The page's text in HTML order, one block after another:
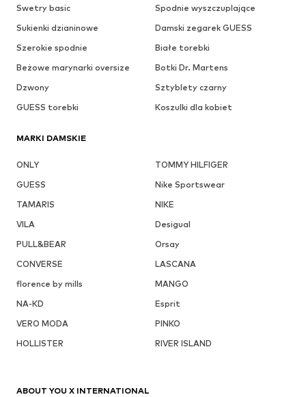
Swetry basic
Spodnie wyszczuplające
Sukienki dzianinowe
Damski zegarek GUESS
Szerokie spodnie
Białe torebki
Beżowe marynarki oversize
Botki Dr. Martens
Dzwony
Sztyblety czarny
GUESS torebki
Koszulki dla kobiet
MARKI DAMSKIE
ONLY
TOMMY HILFIGER
GUESS
Nike Sportswear
TAMARIS
NIKE
VILA
Desigual
PULL&BEAR
Orsay
CONVERSE
LASCANA
florence by mills
MANGO
NA-KD
Esprit
VERO MODA
PINKO
HOLLISTER
RIVER ISLAND
ABOUT YOU X INTERNATIONAL